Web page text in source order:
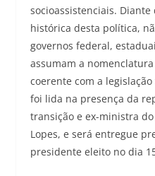
socioassistenciais.
histórica desta política,
governos federal,
assumam a
coerente com a
foi lida na presença da
transição e ex-ministra
Lopes, e será entregue
presidente eleito no dia